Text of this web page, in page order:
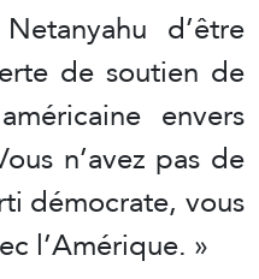
d’être
de soutien de
envers
n’avez pas de
démocrate, vous
l’Amérique. »